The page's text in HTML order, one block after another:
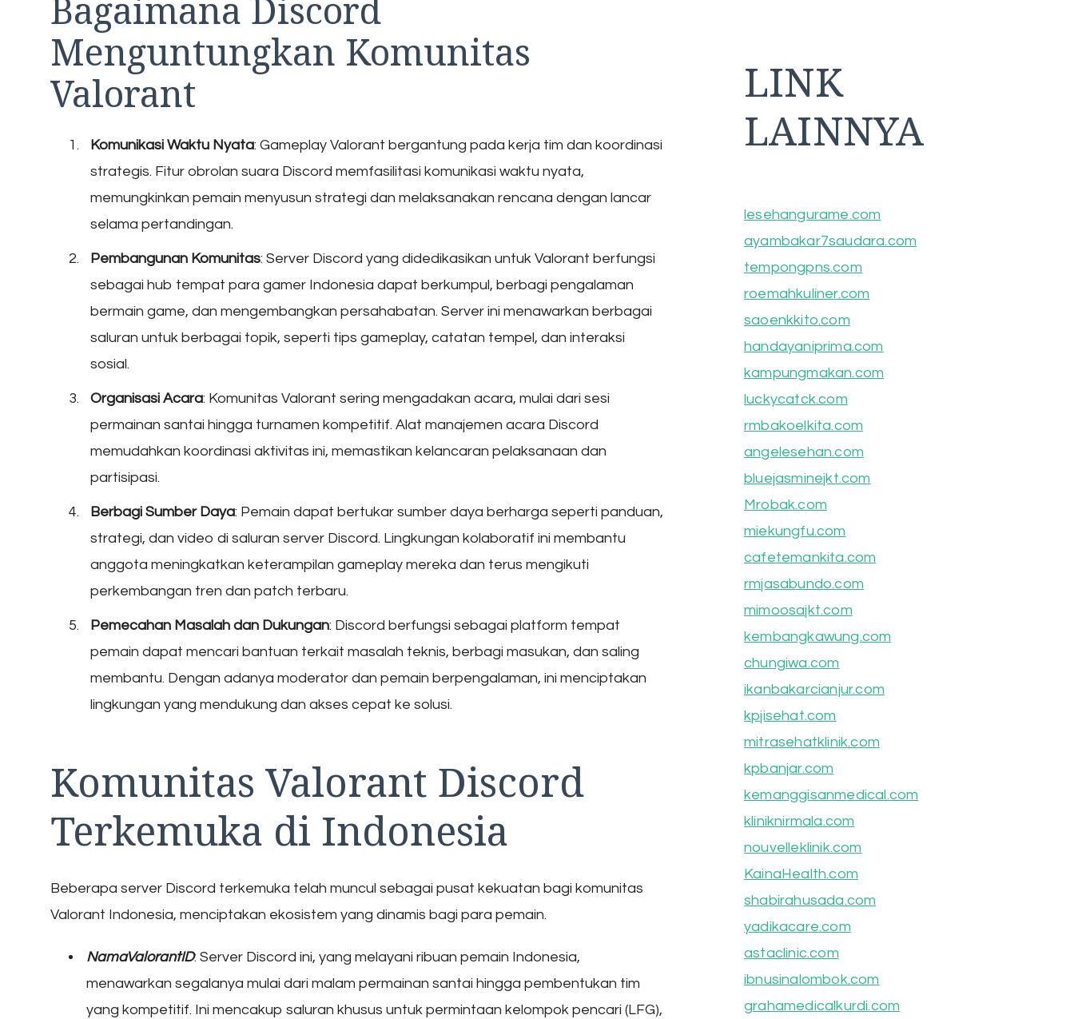
Menguntungkan Komunitas
Valorant
Komunikasi Waktu Nyata: Gameplay Valorant bergantung pada kerja tim dan koordinasi
strategis. Fitur obrolan suara Discord memfasilitasi komunikasi waktu nyata,
memungkinkan pemain menyusun strategi dan melaksanakan rencana dengan lancar
selama pertandingan.
Pembangunan Komunitas: Server Discord yang didedikasikan untuk Valorant berfungsi
sebagai hub tempat para gamer Indonesia dapat berkumpul, berbagi pengalaman
bermain game, dan mengembangkan persahabatan. Server ini menawarkan berbagai
saluran untuk berbagai topik, seperti tips gameplay, catatan tempel, dan interaksi
sosial.
Organisasi Acara: Komunitas Valorant sering mengadakan acara, mulai dari sesi
permainan santai hingga turnamen kompetitif. Alat manajemen acara Discord
memudahkan koordinasi aktivitas ini, memastikan kelancaran pelaksanaan dan
partisipasi.
Berbagi Sumber Daya: Pemain dapat bertukar sumber daya berharga seperti panduan,
strategi, dan video di saluran server Discord. Lingkungan kolaboratif ini membantu
anggota meningkatkan keterampilan gameplay mereka dan terus mengikuti
perkembangan tren dan patch terbaru.
Pemecahan Masalah dan Dukungan: Discord berfungsi sebagai platform tempat
pemain dapat mencari bantuan terkait masalah teknis, berbagi masukan, dan saling
membantu. Dengan adanya moderator dan pemain berpengalaman, ini menciptakan
lingkungan yang mendukung dan akses cepat ke solusi.
Komunitas Valorant Discord
Terkemuka di Indonesia
Beberapa server Discord terkemuka telah muncul sebagai pusat kekuatan bagi komunitas
Valorant Indonesia, menciptakan ekosistem yang dinamis bagi para pemain.
NamaValorantID: Server Discord ini, yang melayani ribuan pemain Indonesia,
menawarkan segalanya mulai dari malam permainan santai hingga pembentukan tim
yang kompetitif. Ini mencakup saluran khusus untuk permintaan kelompok pencari (LFG),
LINK
LAINNYA
lesehangurame.com
ayambakar7saudara.com
tempongpns.com
roemahkuliner.com
saoenkkito.com
handayaniprima.com
kampungmakan.com
luckycatck.com
rmbakoelkita.com
angelesehan.com
bluejasminejkt.com
Mrobak.com
miekungfu.com
cafetemankita.com
rmjasabundo.com
mimoosajkt.com
kembangkawung.com
chungiwa.com
ikanbakarcianjur.com
kpjisehat.com
mitrasehatklinik.com
kpbanjar.com
kemanggisanmedical.com
kliniknirmala.com
nouvelleklinik.com
KainaHealth.com
shabirahusada.com
yadikacare.com
astaclinic.com
ibnusinalombok.com
grahamedicalkurdi.com